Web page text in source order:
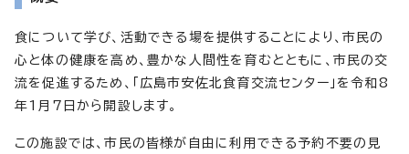
食について学び、活動できる場を提供することにより、市民の
心と体の健康を高め、豊かな人間性を育むとともに、市民の交
流を促進するため、「広島市安佐北食育交流センター」を令和8
年1月7日から開設します。
この施設では、市民の皆様が自由に利用できる予約不要の見